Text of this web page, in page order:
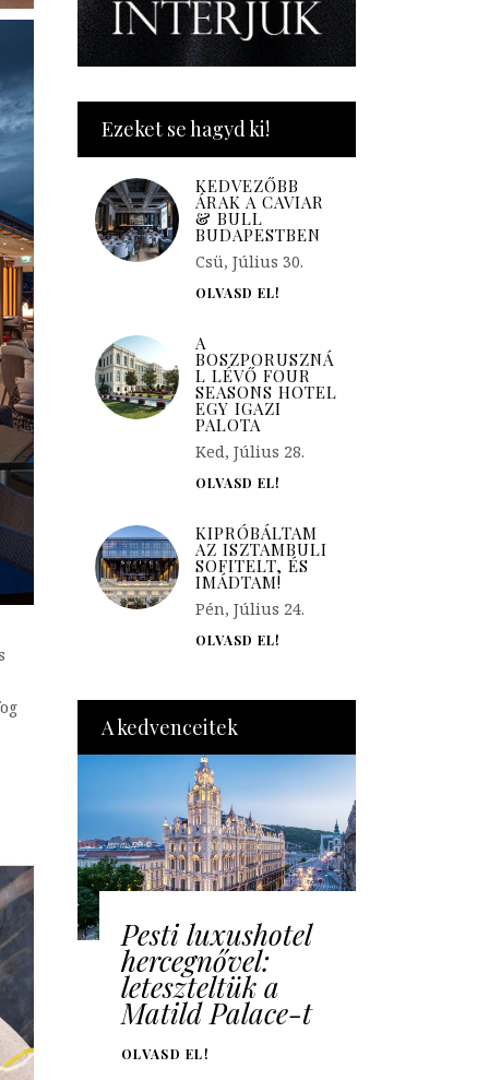
Ezeket se hagyd ki!
KEDVEZŐBB
ÁRAK A CAVIAR
& BULL
BUDAPESTBEN
Csü, Július 30.
OLVASD EL!
A
BOSZPORUSZNÁ
L LÉVŐ FOUR
SEASONS HOTEL
EGY IGAZI
PALOTA
Ked, Július 28.
OLVASD EL!
KIPRÓBÁLTAM
AZ ISZTAMBULI
SOFITELT, ÉS
IMÁDTAM!
Pén, Július 24.
OLVASD EL!
A kedvenceitek
Pesti luxushotel
hercegnővel:
leteszteltük a
Matild Palace-t
OLVASD EL!